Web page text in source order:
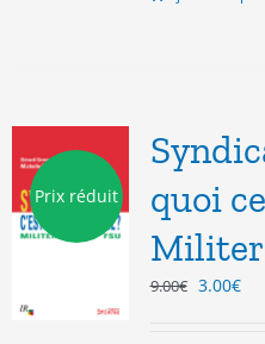
Prix réduit
quoi
Militer
9.00€ Le
3.00€Le